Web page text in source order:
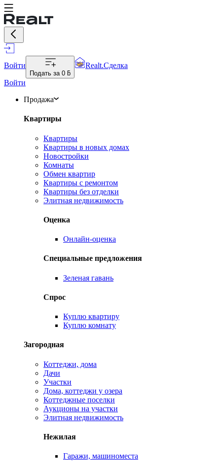
Войти
Подать за 0 ƃ
Realt.Сделка
Войти
Продажа
Квартиры
Квартиры
Квартиры в новых домах
Новостройки
Комнаты
Обмен квартир
Квартиры с ремонтом
Квартиры без отделки
Элитная недвижимость
Оценка
Онлайн-оценка
Специальные предложения
Зеленая гавань
Спрос
Куплю квартиру
Куплю комнату
Загородная
Коттеджи, дома
Дачи
Участки
Дома, коттеджи у озера
Коттеджные поселки
Аукционы на участки
Элитная недвижимость
Нежилая
Гаражи, машиноместа